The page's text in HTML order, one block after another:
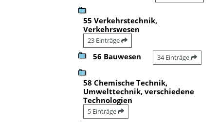
55 Verkehrstechnik,
Verkehrswesen
23 Einträge
56 Bauwesen 34 Einträge
58 Chemische Technik,
Umwelttechnik, verschiedene
Technologien
5 Einträge